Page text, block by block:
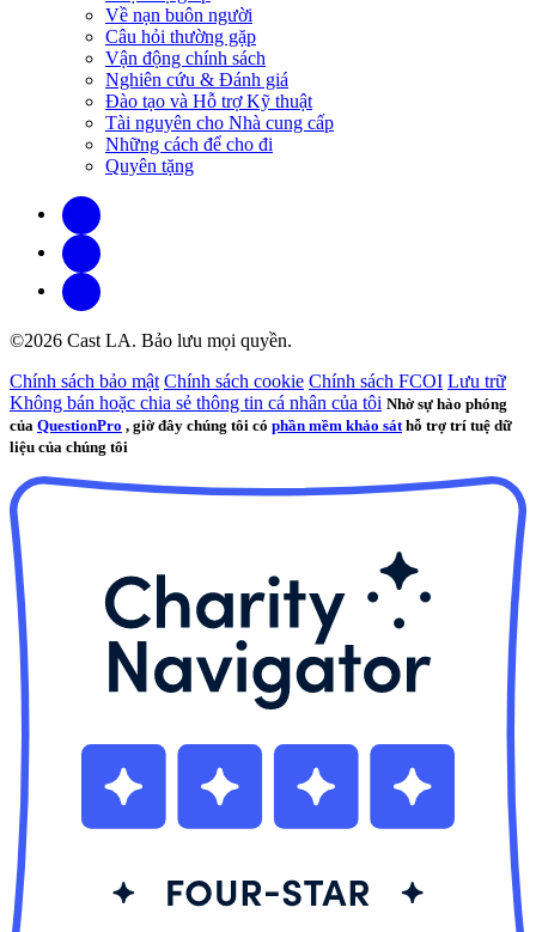
Về nạn buôn người
Câu hỏi thường gặp
Vận động chính sách
Nghiên cứu & Đánh giá
Đào tạo và Hỗ trợ Kỹ thuật
Tài nguyên cho Nhà cung cấp
Những cách để cho đi
Quyên tặng
©2026 Cast LA. Bảo lưu mọi quyền.
Chính sách bảo mật Chính sách cookie Chính sách FCOI Lưu trữ
Không bán hoặc chia sẻ thông tin cá nhân của tôi Nhờ sự hào phóng
của QuestionPro , giờ đây chúng tôi có phần mềm khảo sát hỗ trợ trí tuệ dữ
liệu của chúng tôi